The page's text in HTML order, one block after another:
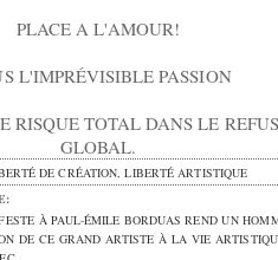
PLACE A L'AMOUR!
L'IMPRÉVISIBLE PASSION
RISQUE TOTAL DANS LE REFUS
GLOBAL.
DE CRÉATION, LIBERTÉ ARTISTIQUE
À PAUL-ÉMILE BORDUAS REND UN
DE CE GRAND ARTISTE À LA VIE